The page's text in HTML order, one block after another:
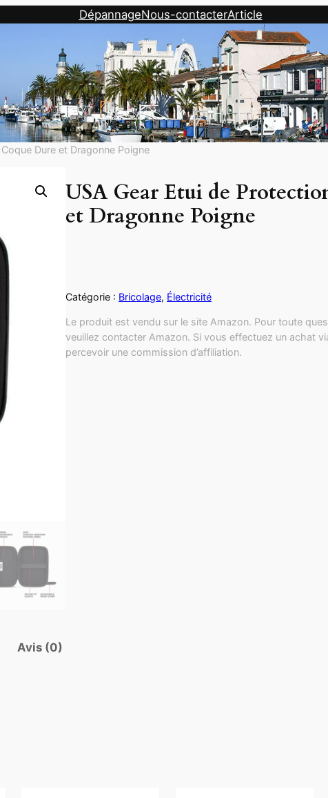
DépannageNous-contacterArticle
Dure et Dragonne Poigne
USA Gear Etui de
et Dragonne Poigne
Catégorie : Bricolage, Électricité
Le produit est vendu sur le site Amazon. Pour toute
veuillez contacter Amazon. Si vous effectuez un achat
percevoir une commission d’affiliation.
Avis (0)